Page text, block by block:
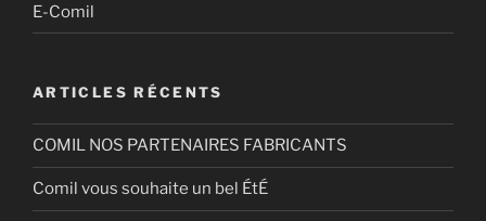
E-Comil
ARTICLES RÉCENTS
COMIL NOS PARTENAIRES FABRICANTS
Comil vous souhaite un bel ÉtÉ